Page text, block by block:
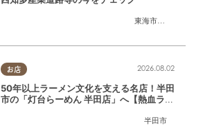
東海市
,大府市
お店
半田市
2026.08.02
50年以上ラーメン文化を支える名店！半田
市の「灯台らーめん 半田店」へ【熱血ラー